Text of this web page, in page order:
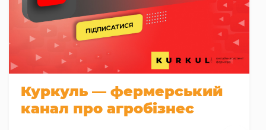
Куркуль — фермерський
канал про агробізнес